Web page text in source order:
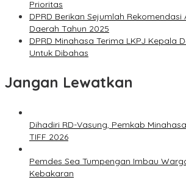
Prioritas
DPRD Berikan Sejumlah Rekomendasi
Daerah Tahun 2025
DPRD Minahasa Terima LKPJ Kepala
Untuk Dibahas
Jangan Lewatkan
Dihadiri RD-Vasung, Pemkab
TIFF 2026
Pemdes Sea Tumpengan Imbau
Kebakaran